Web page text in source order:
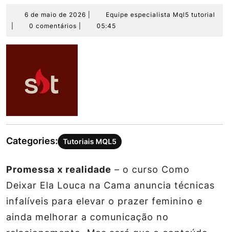
6 de maio de 2026 Equipe especialista Mql5 tutorial
0 comentários 05:45
Categories: Tutoriais MQL5
Promessa x realidade – o curso Como
Deixar Ela Louca na Cama anuncia técnicas
infalíveis para elevar o prazer feminino e
ainda melhorar a comunicação no